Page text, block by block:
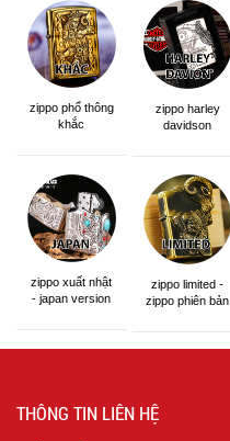
zippo phổ thông
khắc
zippo harley
davidson
zippo xuất nhật
- japan version
zippo limited -
zippo phiên bản
THÔNG TIN LIÊN HỆ